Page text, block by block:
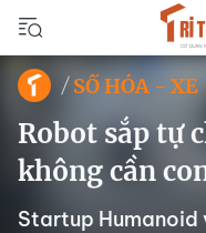
SỐ HÓA - XE
Robot sắp tự
không cần
Startup